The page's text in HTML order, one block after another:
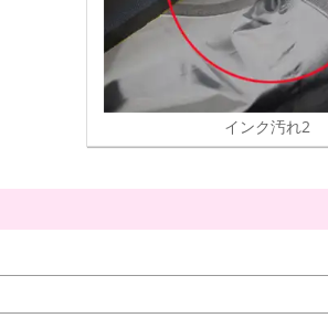
インク汚れ2